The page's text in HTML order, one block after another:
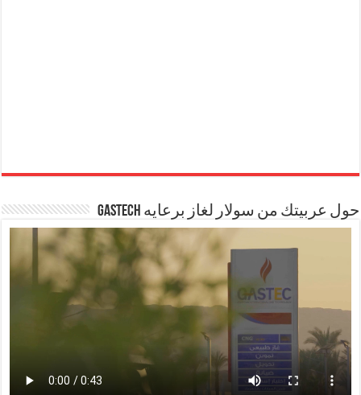
حول عربيتك من سولار لغاز برعايه GASTECH